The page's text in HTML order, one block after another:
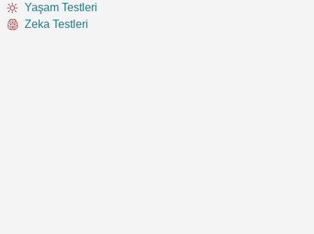
Yaşam Testleri
Zeka Testleri